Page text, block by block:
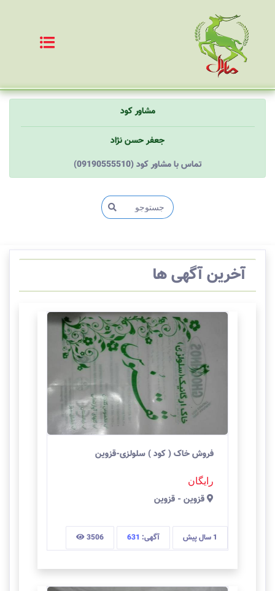
مشاور کود
جعفر حسن نژاد
(09190555510) تماس با مشاور کود
آخرین آگهی ها
فروش خاک ( کود ) سلولزی-قزوین
رایگان
قزوين - قزوین
1 سال پیش آگهی: 631
3506